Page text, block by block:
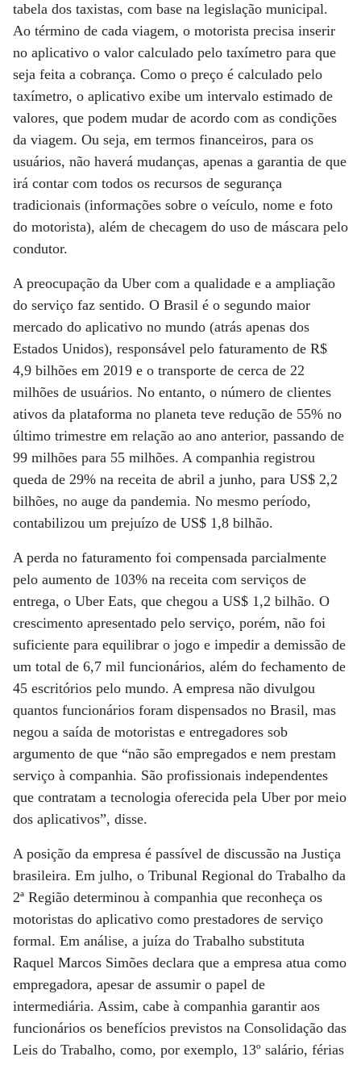
tabela dos taxistas, com base na legislação municipal.
Ao término de cada viagem, o motorista precisa inserir
no aplicativo o valor calculado pelo taxímetro para que
seja feita a cobrança. Como o preço é calculado pelo
taxímetro, o aplicativo exibe um intervalo estimado de
valores, que podem mudar de acordo com as condições
da viagem. Ou seja, em termos financeiros, para os
usuários, não haverá mudanças, apenas a garantia de que
irá contar com todos os recursos de segurança
tradicionais (informações sobre o veículo, nome e foto
do motorista), além de checagem do uso de máscara pelo
condutor.
A preocupação da Uber com a qualidade e a ampliação
do serviço faz sentido. O Brasil é o segundo maior
mercado do aplicativo no mundo (atrás apenas dos
Estados Unidos), responsável pelo faturamento de R$
4,9 bilhões em 2019 e o transporte de cerca de 22
milhões de usuários. No entanto, o número de clientes
ativos da plataforma no planeta teve redução de 55% no
último trimestre em relação ao ano anterior, passando de
99 milhões para 55 milhões. A companhia registrou
queda de 29% na receita de abril a junho, para US$ 2,2
bilhões, no auge da pandemia. No mesmo período,
contabilizou um prejuízo de US$ 1,8 bilhão.
A perda no faturamento foi compensada parcialmente
pelo aumento de 103% na receita com serviços de
entrega, o Uber Eats, que chegou a US$ 1,2 bilhão. O
crescimento apresentado pelo serviço, porém, não foi
suficiente para equilibrar o jogo e impedir a demissão de
um total de 6,7 mil funcionários, além do fechamento de
45 escritórios pelo mundo. A empresa não divulgou
quantos funcionários foram dispensados no Brasil, mas
negou a saída de motoristas e entregadores sob
argumento de que “não são empregados e nem prestam
serviço à companhia. São profissionais independentes
que contratam a tecnologia oferecida pela Uber por meio
dos aplicativos”, disse.
A posição da empresa é passível de discussão na Justiça
brasileira. Em julho, o Tribunal Regional do Trabalho da
2ª Região determinou à companhia que reconheça os
motoristas do aplicativo como prestadores de serviço
formal. Em análise, a juíza do Trabalho substituta
Raquel Marcos Simões declara que a empresa atua como
empregadora, apesar de assumir o papel de
intermediária. Assim, cabe à companhia garantir aos
funcionários os benefícios previstos na Consolidação das
Leis do Trabalho, como, por exemplo, 13º salário, férias